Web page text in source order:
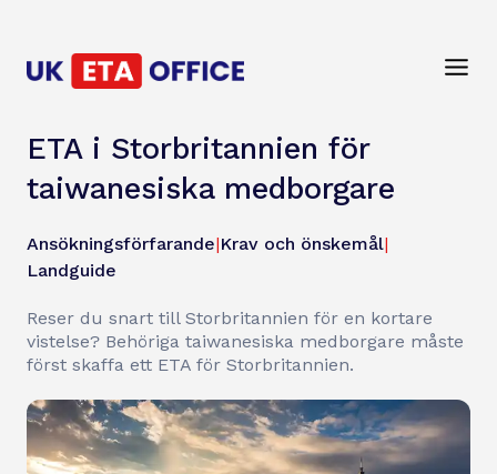
ETA i Storbritannien för
taiwanesiska medborgare
Ansökningsförfarande|Krav och önskemål|
Landguide
Reser du snart till Storbritannien för en kortare
vistelse? Behöriga taiwanesiska medborgare måste
först skaffa ett ETA för Storbritannien.